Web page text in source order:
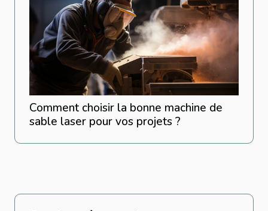
Comment choisir la bonne machine de
sable laser pour vos projets ?